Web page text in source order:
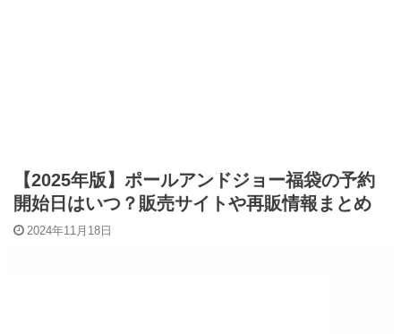
【2025年版】ポールアンドジョー福袋の予約
開始日はいつ？販売サイトや再販情報まとめ
2024年11月18日